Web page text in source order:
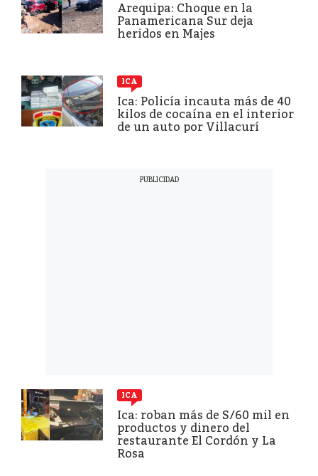
Arequipa: Choque en la
Panamericana Sur deja
heridos en Majes
ICA
Ica: Policía incauta más de 40
kilos de cocaína en el interior
de un auto por Villacurí
ICA
Ica: roban más de S/60 mil en
productos y dinero del
restaurante El Cordón y La
Rosa